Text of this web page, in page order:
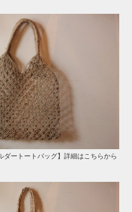
ダートートバッグ】詳細はこちらから